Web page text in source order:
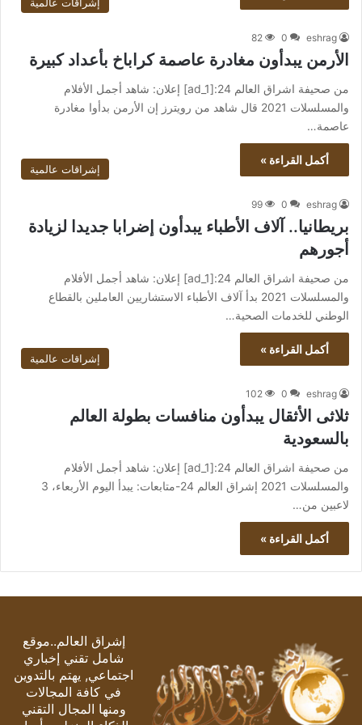
eshrag
0
82
الأرمن يبدأون مغادرة عاصمة كراباخ بأعداد كبيرة
من صحيفة اشراق العالم 24:[ad_1] إعلان: شاهد أجمل الأفلام
والمسلسلات 2021 قال شاهد من رويترز إن الأرمن بدأوا مغادرة
عاصمة…
أكمل القراءة »
إشراقات عالمية
eshrag
0
99
بريطانيا.. آلاف الأطباء يبدأون إضرابا جديدا لزيادة
أجورهم
من صحيفة اشراق العالم 24:[ad_1] إعلان: شاهد أجمل الأفلام
والمسلسلات 2021 بدأ آلاف الأطباء الاستشاريين العاملين بالقطاع
الوطني للخدمات الصحية…
أكمل القراءة »
إشراقات عالمية
eshrag
0
102
ثلاثى الأثقال يبدأون منافسات بطولة العالم
بالسعودية
من صحيفة اشراق العالم 24:[ad_1] إعلان: شاهد أجمل الأفلام
والمسلسلات 2021 إشراق العالم 24-متابعات: يبدأ اليوم الأربعاء، 3
لاعبين من…
أكمل القراءة »
إشراق العالم..موقع
شامل تقني إخباري
اجتماعي, يهتم بالتدوين
في كافة المجالات
ومنها المجال التقني